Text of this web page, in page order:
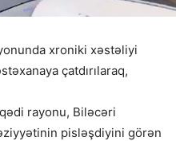
xroniki xəstəliyi
çatdırılaraq,
rayonu, Biləcəri
pisləşdiyini görən